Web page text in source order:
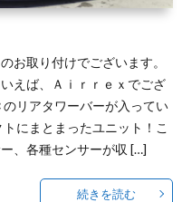
お取り付けでございます。
えば、Ａｉｒｒｅｘでござ
リアタワーバーが入ってい
にまとまったユニット！こ
、各種センサーが収 […]
続きを読む